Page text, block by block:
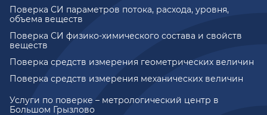
Услуги по поверке – метрологический центр в
Большом Грызлово
Поверка СИ параметров потока, расхода, уровня,
объема веществ
Поверка СИ физико-химического состава и свойств
веществ
Поверка средств измерения геометрических величин
Поверка средств измерения механических величин